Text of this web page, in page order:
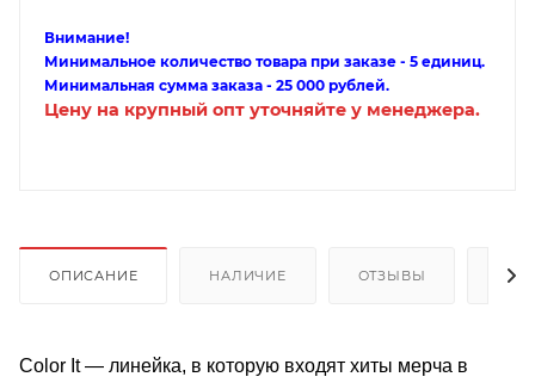
Внимание!
Минимальное количество товара при заказе - 5 единиц.
Минимальная сумма заказа - 25 000 рублей.
Цену на крупный опт уточняйте у менеджера.
ОПИСАНИЕ НАЛИЧИЕ ОТЗЫВЫ
Color It — линейка, в которую входят хиты мерча в